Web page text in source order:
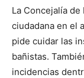
La Concejalía
ciudadana en el
pide cuidar las
bañistas.
incidencias